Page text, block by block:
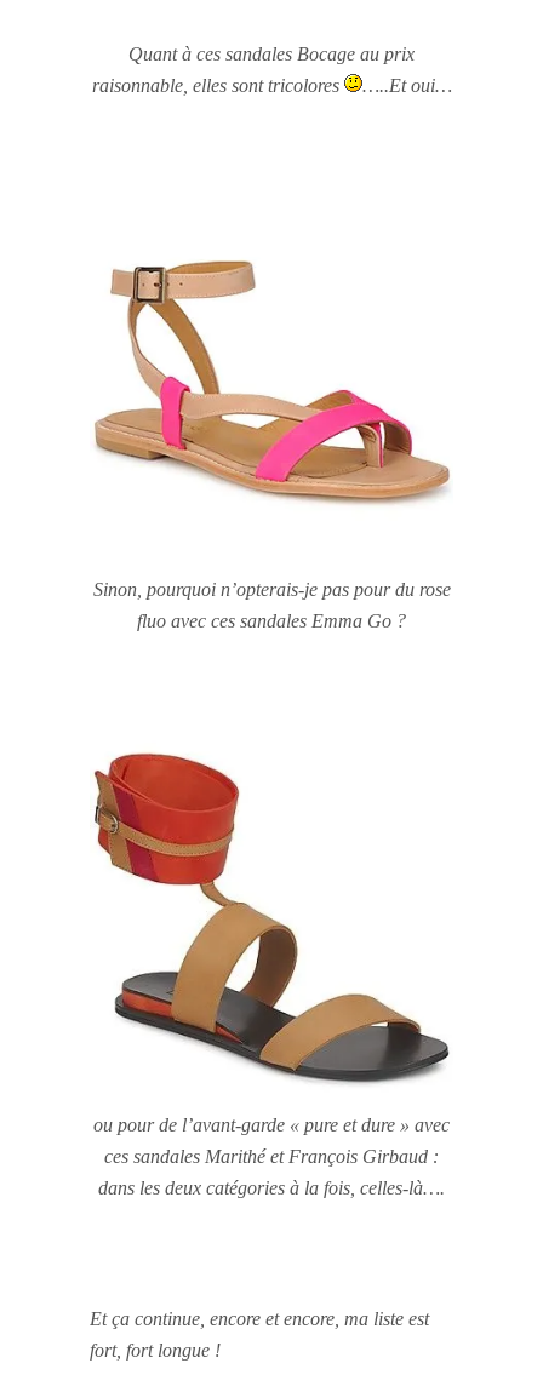
Quant à ces sandales Bocage au prix
raisonnable, elles sont tricolores
…..Et oui…
Sinon, pourquoi n’opterais-je pas pour du rose
fluo avec ces sandales Emma Go ?
ou pour de l’avant-garde « pure et dure » avec
ces sandales Marithé et François Girbaud :
dans les deux catégories à la fois, celles-là….
Et ça continue, encore et encore, ma liste est
fort, fort longue !